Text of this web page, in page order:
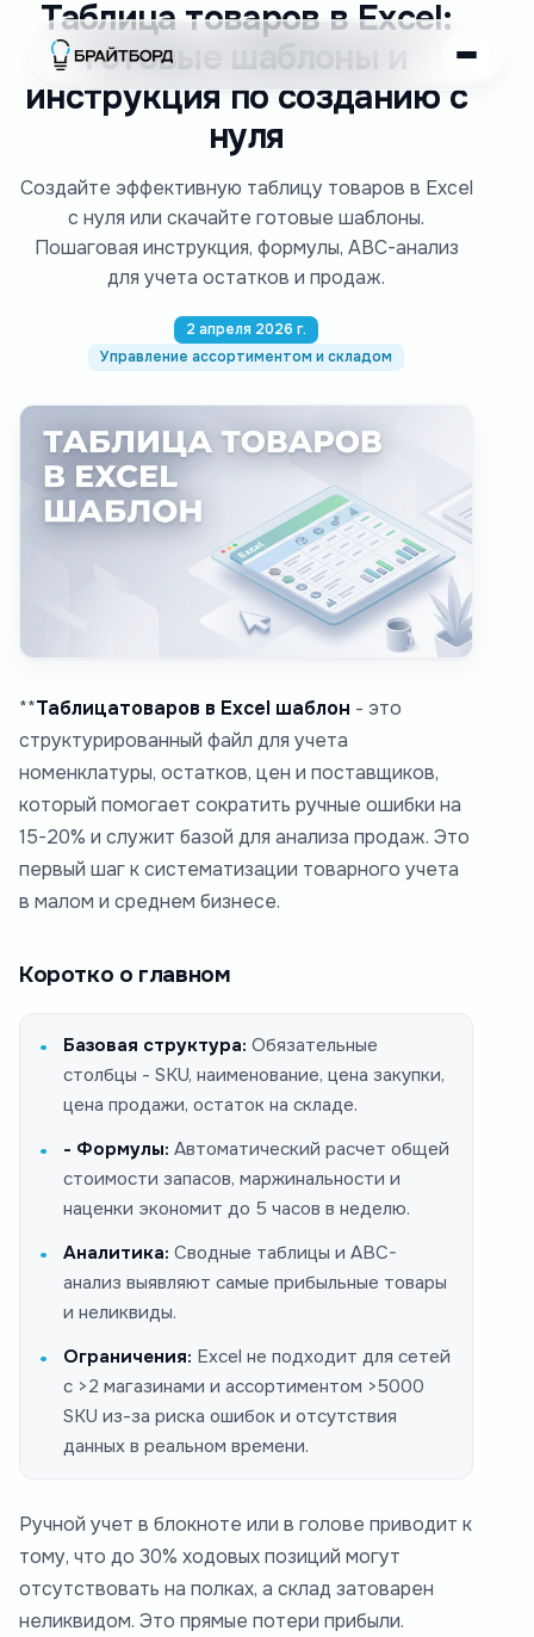
Таблица товаров в Excel:
готовые шаблоны и
инструкция по созданию с
нуля
Создайте эффективную таблицу товаров в Excel
с нуля или скачайте готовые шаблоны.
Пошаговая инструкция, формулы, ABC-анализ
для учета остатков и продаж.
2 апреля 2026 г.
Управление ассортиментом и складом
**Таблицатоваров в Excel шаблон - это
структурированный файл для учета
номенклатуры, остатков, цен и поставщиков,
который помогает сократить ручные ошибки на
15-20% и служит базой для анализа продаж. Это
первый шаг к систематизации товарного учета
в малом и среднем бизнесе.
Коротко о главном
Базовая структура: Обязательные
столбцы - SKU, наименование, цена закупки,
цена продажи, остаток на складе.
- Формулы: Автоматический расчет общей
стоимости запасов, маржинальности и
наценки экономит до 5 часов в неделю.
Аналитика: Сводные таблицы и ABC-
анализ выявляют самые прибыльные товары
и неликвиды.
Ограничения: Excel не подходит для сетей
с >2 магазинами и ассортиментом >5000
SKU из-за риска ошибок и отсутствия
данных в реальном времени.
Ручной учет в блокноте или в голове приводит к
тому, что до 30% ходовых позиций могут
отсутствовать на полках, а склад затоварен
неликвидом. Это прямые потери прибыли.